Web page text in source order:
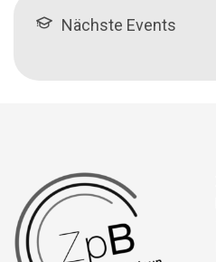
Nächste Events